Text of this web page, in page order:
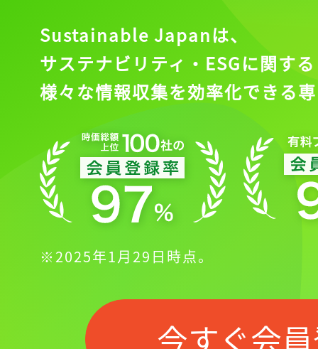
Sustainable Japanは、
サステナビリティ・ESGに関する
様々な情報収集を効率化できる
※2025年1月29日時点。
今すぐ会